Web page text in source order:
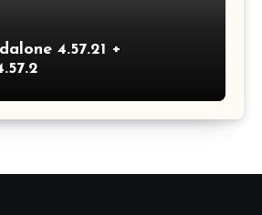
4.57.21 +